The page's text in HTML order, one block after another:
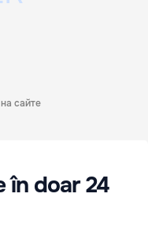
сайте
în doar 24